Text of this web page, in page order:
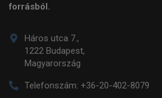
forrásból.
Háros utca 7.,
1222 Budapest,
Magyarország
Telefonszám: +36-20-402-8079